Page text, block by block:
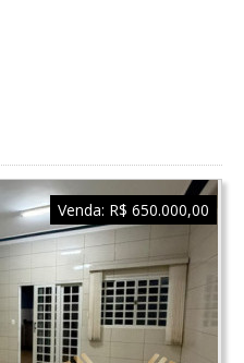
Venda: R$ 650.000,00